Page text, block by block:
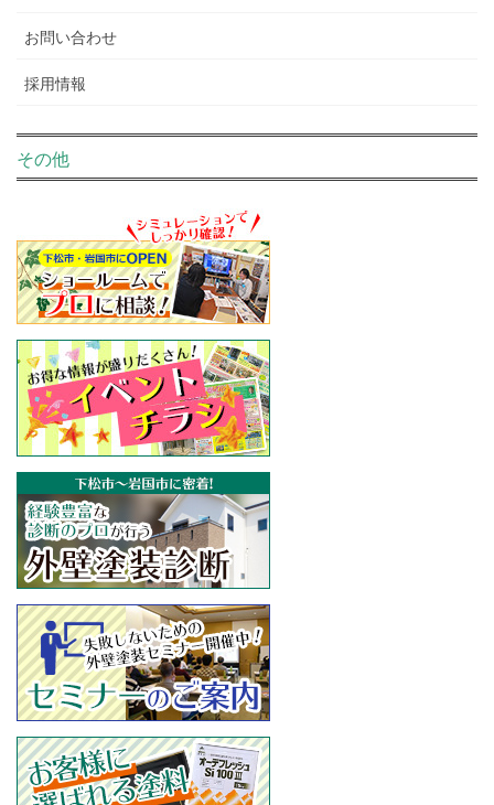
お問い合わせ
採用情報
その他